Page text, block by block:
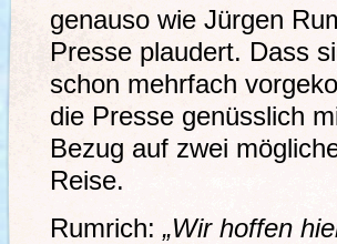
genauso wie Jürgen
Presse plaudert. Dass
schon mehrfach
die Presse genüsslich
Bezug auf zwei
Reise.
Rumrich: „Wir hoffen